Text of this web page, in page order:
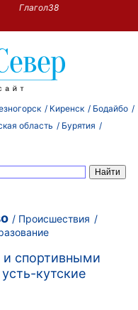
Глагол38
Киренск
Бодайбо
область
Бурятия
Происшествия
спортивными
кутские